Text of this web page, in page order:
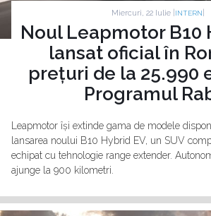
Miercuri, 22 Iulie | INTERN
Noul Leapmotor B10
lansat oficial în
prețuri de la 25.990
Programul
Leapmotor își extinde gama de modele
lansarea noului B10 Hybrid EV, un SUV
echipat cu tehnologie range extender.
ajunge la 900 kilometri.